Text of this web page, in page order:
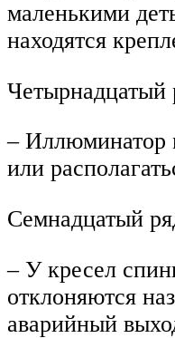
маленькими
находятся
Четырнадцатый
– Иллюминатор
или
Семнадцатый
– У кресел
отклоняются
аварийный